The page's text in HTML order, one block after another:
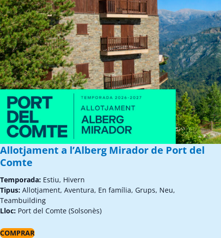
Allotjament a l’Alberg Mirador de Port del
Comte
Temporada: Estiu, Hivern
Tipus: Allotjament, Aventura, En família, Grups, Neu,
Teambuilding
Lloc: Port del Comte (Solsonès)
COMPRAR